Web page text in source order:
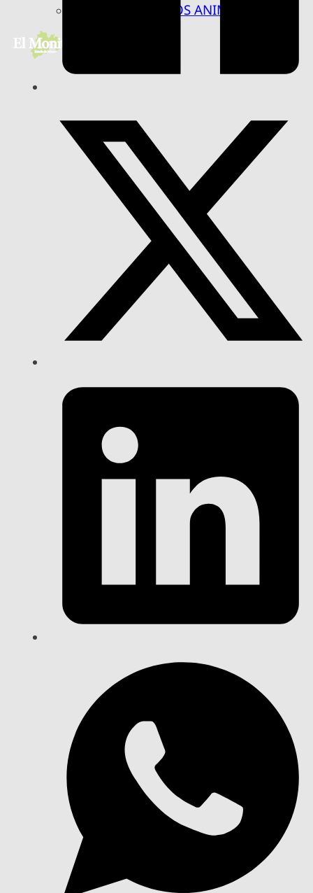
VÍNCULOS ANIMALES